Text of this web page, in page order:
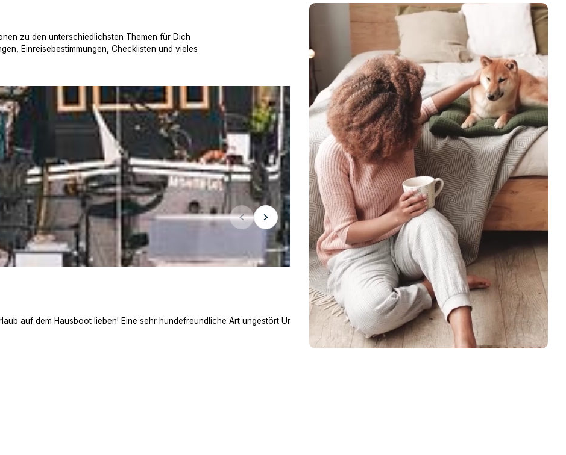
zu den unterschiedlichsten Themen für Dich
Einreisebestimmungen, Checklisten und vieles
auf dem Hausboot lieben! Eine sehr hundefreundliche Art ungestört Urlaub zu machen. Spaß und Abenteuer für die ganze Familie, ganz